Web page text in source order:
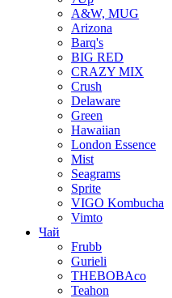
A&W, MUG
Arizona
Barq's
BIG RED
CRAZY MIX
Crush
Delaware
Green
Hawaiian
London Essence
Mist
Seagrams
Sprite
VIGO Kombucha
Vimto
Чай
Frubb
Gurieli
THEBOBAco
Teahon